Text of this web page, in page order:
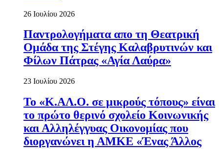
26 Ιουλίου 2026
Παντρολογήματα απο τη Θεατρική
Ομάδα της Στέγης Καλαβρυτινών και
Φίλων Πάτρας «Αγία Λαύρα»
23 Ιουλίου 2026
Το «Κ.ΑΛ.Ο. σε μικρούς τόπους» είναι
το πρώτο θερινό σχολείο Κοινωνικής
και Αλληλέγγυας Οικονομίας που
διοργανώνει η ΑΜΚΕ «Ένας Άλλος